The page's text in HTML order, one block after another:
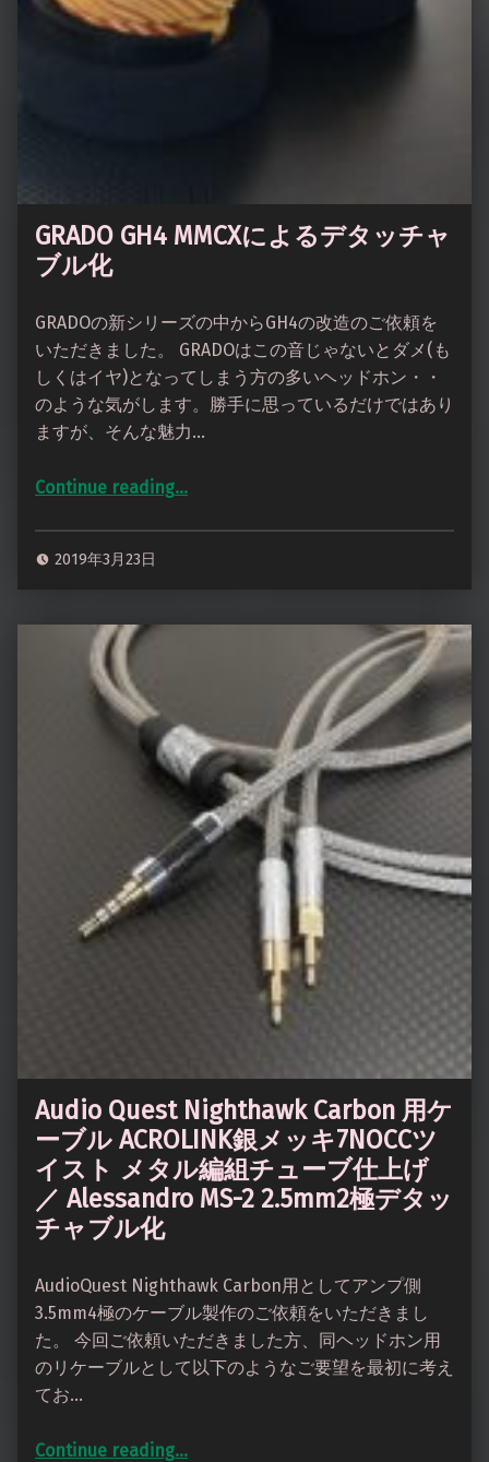
GRADO GH4 MMCXによるデタッチャ
ブル化
GRADOの新シリーズの中からGH4の改造のご依頼を
いただきました。 GRADOはこの音じゃないとダメ(も
しくはイヤ)となってしまう方の多いヘッドホン・・
のような気がします。勝手に思っているだけではあり
ますが、そんな魅力…
Continue reading“GRADO GH4 MMCXによるデタッチャブル化”
…
2019年3月23日
Audio Quest Nighthawk Carbon 用ケ
ーブル ACROLINK銀メッキ7NOCCツ
イスト メタル編組チューブ仕上げ
／ Alessandro MS-2 2.5mm2極デタッ
チャブル化
AudioQuest Nighthawk Carbon用としてアンプ側
3.5mm4極のケーブル製作のご依頼をいただきまし
た。 今回ご依頼いただきました方、同ヘッドホン用
のリケーブルとして以下のようなご要望を最初に考え
てお…
Continue reading…